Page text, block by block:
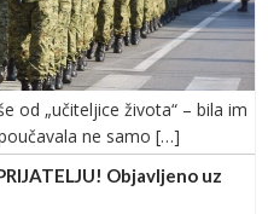
od „učiteljice života“ – bila im
ne samo […]
Objavljeno uz